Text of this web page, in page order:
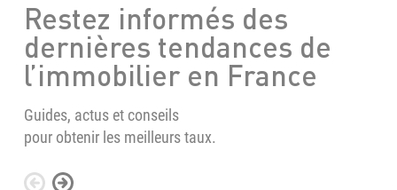
Restez informés des
dernières tendances de
l’immobilier en France
Guides, actus et conseils
pour obtenir les meilleurs taux.